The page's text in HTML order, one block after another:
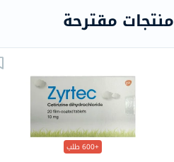
منتجات مقترحة
+600 طلب